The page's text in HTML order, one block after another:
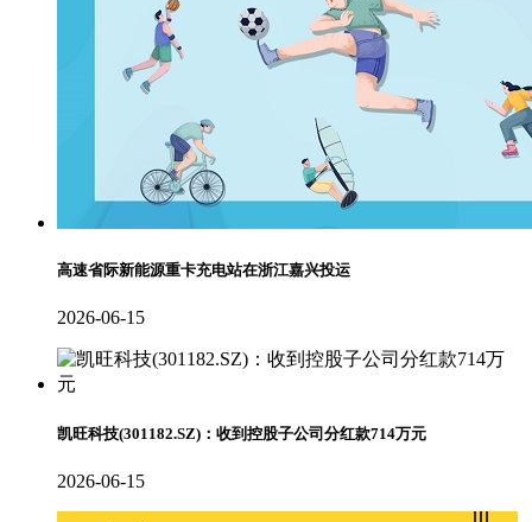
高速省际新能源重卡充电站在浙江嘉兴投运
2026-06-15
凯旺科技(301182.SZ)：收到控股子公司分红款714万元
2026-06-15